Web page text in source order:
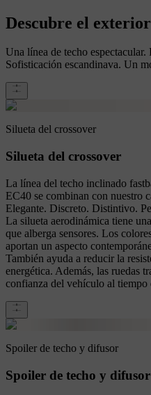
Descubre el
Una línea de techo
Sofisticación escandinava. Un
Silueta del crossover
Silueta del crossover
La línea del techo inclinado
EC40 se combinan con nuestro
Elegante. Discreto. Distintivo.
La silueta aerodinámica tiene
que alberga sensores. Los
aportan un aspecto
También ayuda a reducir la
energética. Además, las ruedas
confianza del vehículo al
Spoiler de techo y difusor
Spoiler de techo y difusor